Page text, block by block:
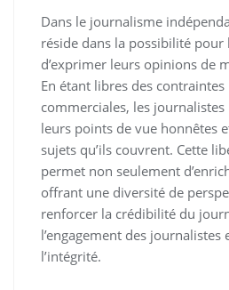
Dans le journalisme
réside dans la possibilité pour
d’exprimer leurs opinions de
En étant libres des
commerciales, les
leurs points de vue honnêtes
sujets qu’ils couvrent. Cette
permet non seulement
offrant une diversité de
renforcer la crédibilité du
l’engagement des journalistes
l’intégrité.